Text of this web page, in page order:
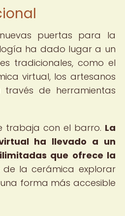
puertas para la
ha dado lugar a un
tradicionales, como el
virtual, los artesanos
de herramientas
trabaja con el barro. La
ha llevado a un
que ofrece la
de la cerámica explorar
forma más accesible